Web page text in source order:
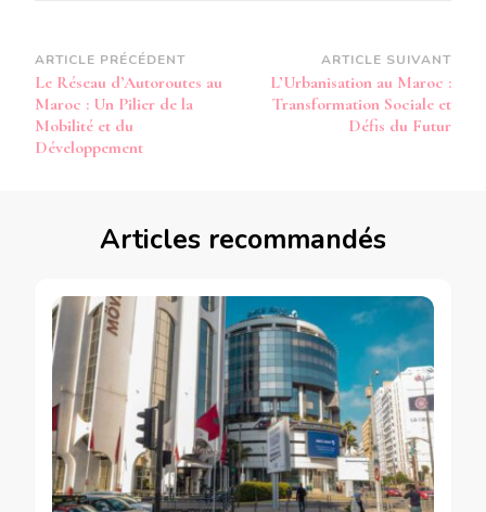
Navigation
d’article
ARTICLE PRÉCÉDENT
Le Réseau d’Autoroutes au
Maroc : Un Pilier de la
Mobilité et du
Développement
ARTICLE SUIVANT
L’Urbanisation au Maroc :
Transformation Sociale et
Défis du Futur
Articles recommandés